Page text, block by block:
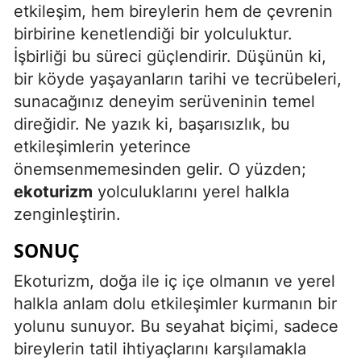
etkileşim, hem bireylerin hem de çevrenin
birbirine kenetlendiği bir yolculuktur.
İşbirliği bu süreci güçlendirir. Düşünün ki,
bir köyde yaşayanların tarihi ve tecrübeleri,
sunacağınız deneyim serüveninin temel
direğidir. Ne yazık ki, başarısızlık, bu
etkileşimlerin yeterince
önemsenmemesinden gelir. O yüzden;
ekoturizm yolculuklarını yerel halkla
zenginleştirin.
SONUÇ
Ekoturizm, doğa ile iç içe olmanın ve yerel
halkla anlam dolu etkileşimler kurmanın bir
yolunu sunuyor. Bu seyahat biçimi, sadece
bireylerin tatil ihtiyaçlarını karşılamakla